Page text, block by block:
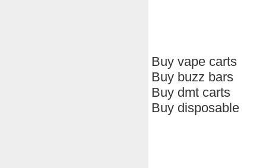
Buy vape carts
Buy buzz bars
Buy dmt carts
Buy disposable